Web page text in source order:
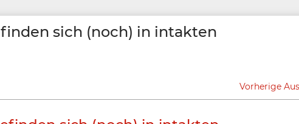
sich (noch) in intakten
Vorherige